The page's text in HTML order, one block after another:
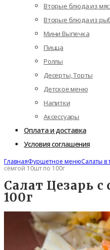
Вторые блюда из
Вторые блюда из
Мини Выпечка
Пицца
Роллы
Десерты, Торты
Детское меню
Напитки
Аксессуары
Оплата и доставка
Условия соглашения
ГлавнаяФуршетное менюСалаты в
сёмгой 10шт по 100г
Салат Цезарь
100г